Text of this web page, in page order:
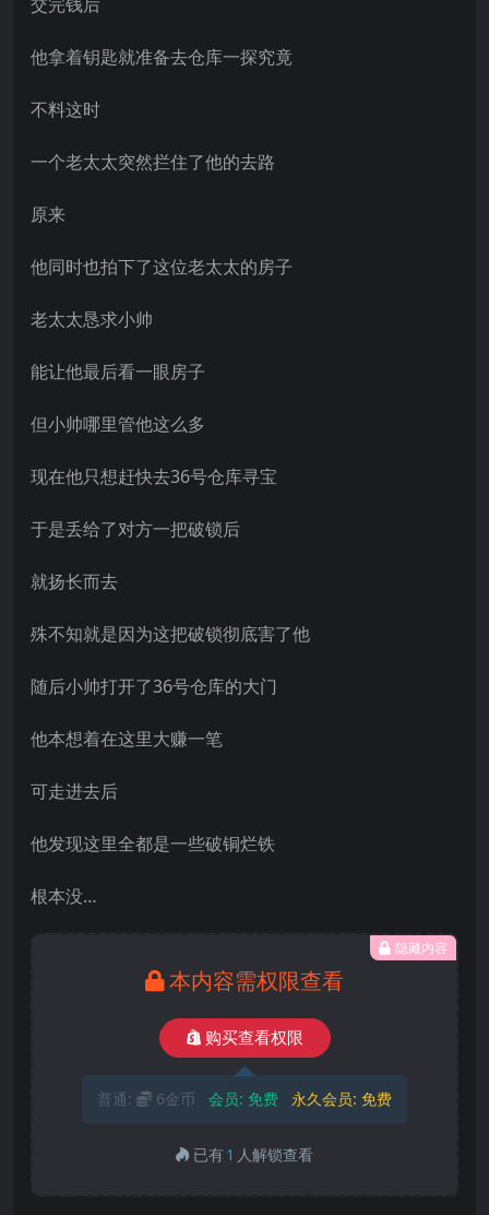
他拿着钥匙就准备去仓库一探究竟
不料这时
一个老太太突然拦住了他的去路
原来
他同时也拍下了这位老太太的房子
老太太恳求小帅
能让他最后看一眼房子
但小帅哪里管他这么多
现在他只想赶快去36号仓库寻宝
于是丢给了对方一把破锁后
就扬长而去
殊不知就是因为这把破锁彻底害了他
随后小帅打开了36号仓库的大门
他本想着在这里大赚一笔
可走进去后
他发现这里全都是一些破铜烂铁
根本没…
隐藏内容
本内容需权限查看
购买查看权限
普通: 6金币 会员: 免费 永久会员: 免费
已有1 人解锁查看